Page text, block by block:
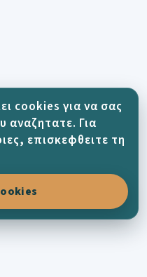
cookies για να σας
αναζητατε. Για
επισκεφθειτε τη